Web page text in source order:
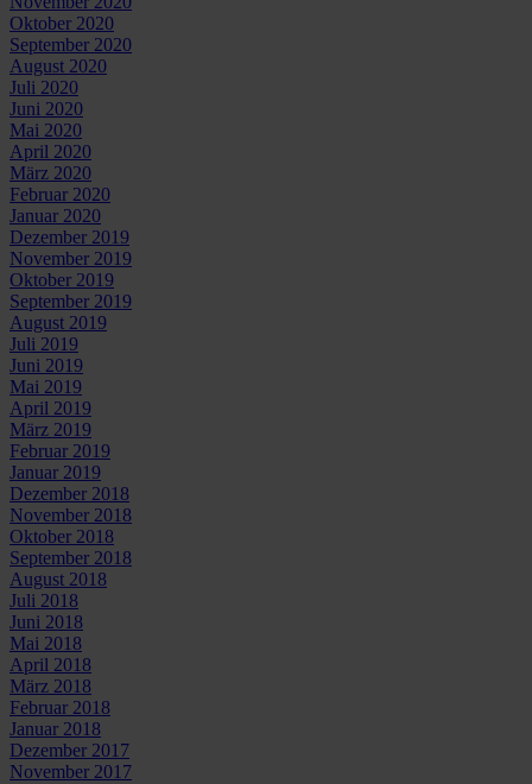
Oktober 2020
September 2020
August 2020
Juli 2020
Juni 2020
Mai 2020
April 2020
März 2020
Februar 2020
Januar 2020
Dezember 2019
November 2019
Oktober 2019
September 2019
August 2019
Juli 2019
Juni 2019
Mai 2019
April 2019
März 2019
Februar 2019
Januar 2019
Dezember 2018
November 2018
Oktober 2018
September 2018
August 2018
Juli 2018
Juni 2018
Mai 2018
April 2018
März 2018
Februar 2018
Januar 2018
Dezember 2017
November 2017